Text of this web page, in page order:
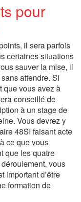
pour
il sera parfois
certaines situations
sauver la mise, il
attendre. Si
que vous avez à
conseillé de
à un stage de
Vous devrez y
48SI faisant acte
ce que vous
que les quatre
vous
important d’être
formation de